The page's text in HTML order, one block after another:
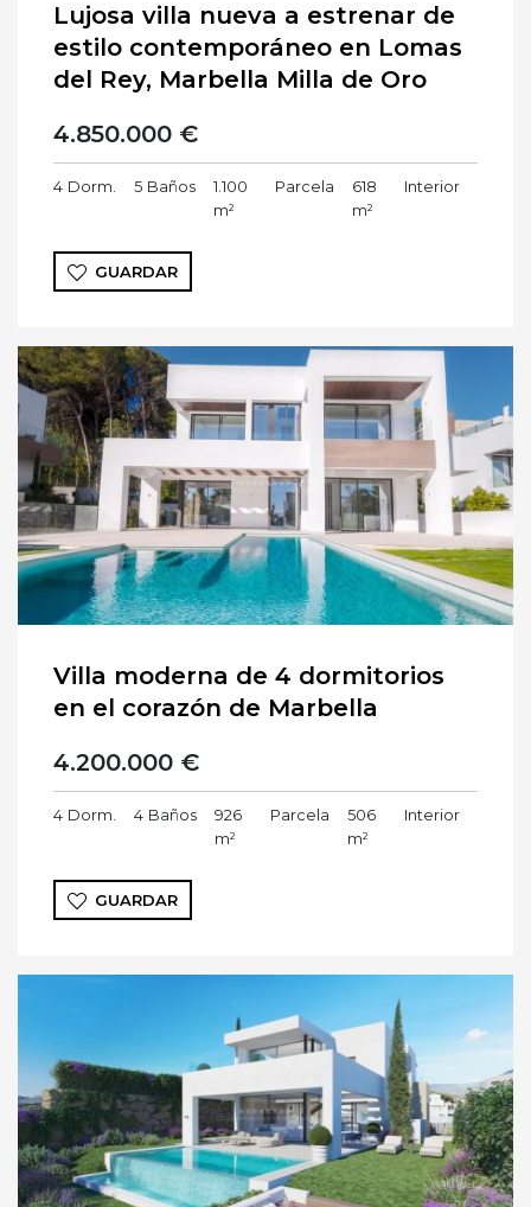
Lujosa villa nueva a estrenar de
estilo contemporáneo en Lomas
del Rey, Marbella Milla de Oro
4.850.000 €
4 Dorm. 5 Baños
1.100
m²
Parcela
618
m²
Interior
GUARDAR
Villa moderna de 4 dormitorios
en el corazón de Marbella
4.200.000 €
4 Dorm. 4 Baños
926
m²
Parcela
506
m²
Interior
GUARDAR